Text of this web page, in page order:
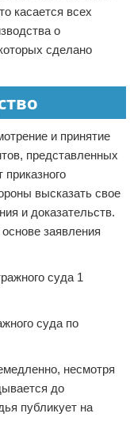
касается всех
о
сделано
и принятие
представленных
высказать свое
и доказательств.
заявления
суда по
несмотря
до
публикует на